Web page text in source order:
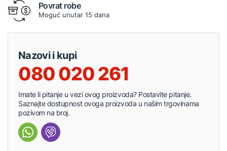
Povrat robe
Moguć unutar 15 dana
Nazovi i kupi
080 020 261
Imate li pitanje u vezi ovog proizvoda? Postavite pitanje.
Saznajte dostupnost ovoga proizvoda u našim trgovinama
pozivom na broj.